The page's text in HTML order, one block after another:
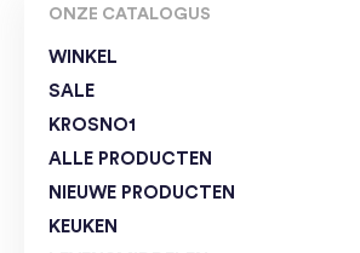
ONZE CATALOGUS
WINKEL
SALE
KROSNO1
ALLE PRODUCTEN
NIEUWE PRODUCTEN
KEUKEN